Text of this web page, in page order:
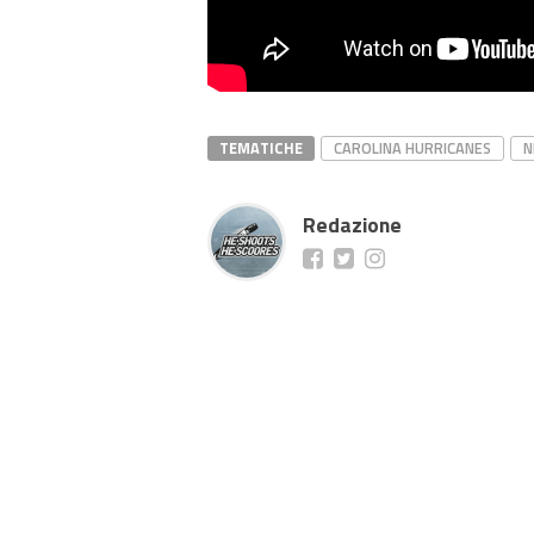
TEMATICHE CAROLINA HURRICANES
Redazione